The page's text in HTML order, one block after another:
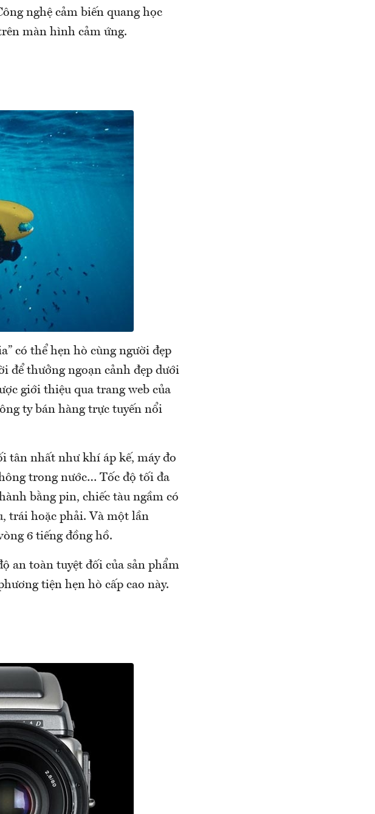
nghệ cảm biến quang học
màn hình cảm ứng.
có thể hẹn hò cùng người đẹp
để thưởng ngoạn cảnh đẹp dưới
giới thiệu qua trang web của
ty bán hàng trực tuyến nổi
tân nhất như khí áp kế, máy đo
trong nước… Tốc độ tối đa
bằng pin, chiếc tàu ngầm có
trái hoặc phải. Và một lần
6 tiếng đồng hồ.
an toàn tuyệt đối của sản phẩm
tiện hẹn hò cấp cao này.